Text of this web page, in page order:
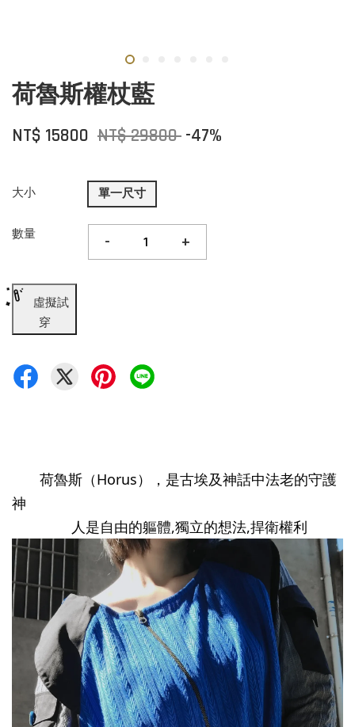
荷魯斯權杖藍
NT$ 15800 NT$ 29800 -47%
大小 單一尺寸
數量 - +
虛擬試
穿
荷魯斯（Horus），是古埃及神話中法老的守護
神
人是自由的軀體,獨立的想法,捍衛權利